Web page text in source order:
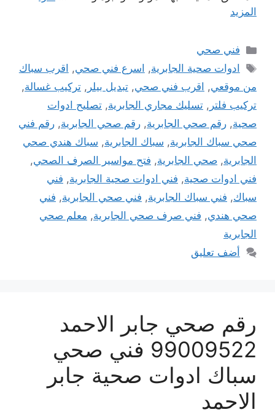
المزيد
التصنيفات
فني صحي
الوسوم
ادوات صحية الجابرية, اسرع فني صحي, اقرب سباك
من موقعي, اقرب فني صحي, تبديل بيلر , تركيب غسالة,
تركيب فلتر , تسليك مجاري الجابرية, تصليح ادوات
صحية, رقم صحي الجابرية, رقم صحي الجابرية, رقم فني
صحي سباك الجابرية, سباك الجابرية, سباك هندي صحي
الجابرية, صحي الجابرية, فتح مواسير الصرف الصحي,
فني ادوات صحية, فني ادوات صحية الجابرية, فني
سباك, فني سباك الجابرية, فني صحي الجابرية, فني
صحي هندي, فني صرف صحي الجابرية, معلم صحي
الجابرية
أضف تعليق
رقم صحي جابر الاحمد
99009522 فني صحي
سباك ادوات صحية جابر
الاحمد